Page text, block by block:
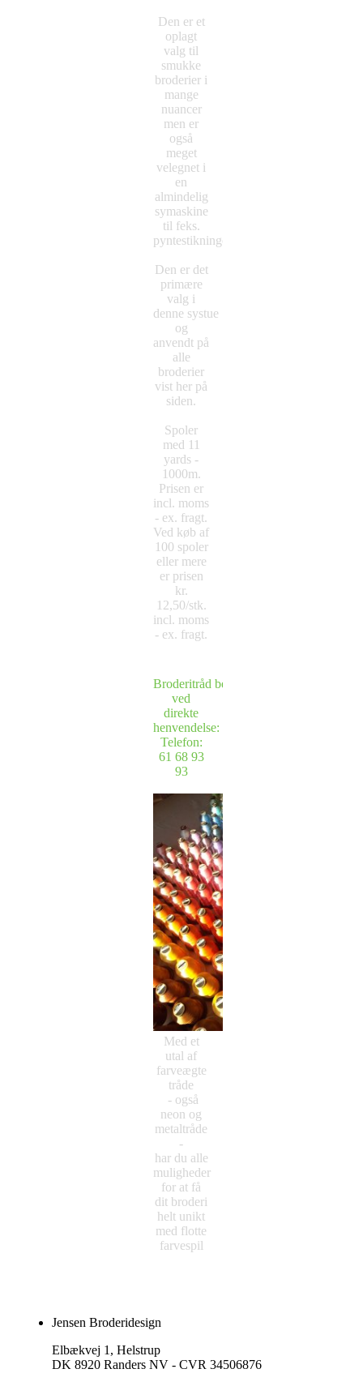
Den er et
oplagt
valg til
smukke
broderier i
mange
nuancer
men er
også
meget
velegnet i
en
almindelig
symaskine
til feks.
pyntestikninger.
Den er det
primære
valg i
denne systue
og
anvendt på
alle
broderier
vist her på
siden.
Spoler
med 11
yards -
1000m.
Prisen er
incl. moms
- ex. fragt.
Ved køb af
100 spoler
eller mere
er prisen
kr.
12,50/stk.
incl. moms
- ex. fragt.
Broderitråd bestilles
ved
direkte
henvendelse:
Telefon:
61 68 93
93
Med et
utal af
farveægte
tråde
- også
neon og
metaltråde
-
har du alle
muligheder
for at få
dit broderi
helt unikt
med flotte
farvespil
Jensen Broderidesign
Elbækvej 1, Helstrup
DK 8920 Randers NV - CVR 34506876